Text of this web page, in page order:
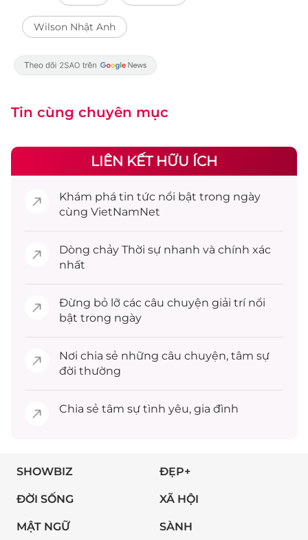
Wilson Nhật Anh
Tin cùng chuyên mục
LIÊN KẾT HỮU ÍCH
Khám phá tin tức nổi bật trong ngày
cùng VietNamNet
Dòng chảy Thời sự nhanh và chính xác
nhất
Đừng bỏ lỡ các câu chuyện giải trínổi
bật trong ngày
Nơi chia sẻ những câu chuyện, tâm sự
đời thường
Chia sẻ tâm sự tình yêu, gia đình
SHOWBIZ ĐẸP+
ĐỜI SỐNG XÃ HỘI
MẬT NGỮ SÀNH